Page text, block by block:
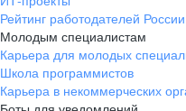
Рейтинг работодателей России
Молодым специалистам
Карьера для молодых
Школа программистов
Карьера в некоммерческих